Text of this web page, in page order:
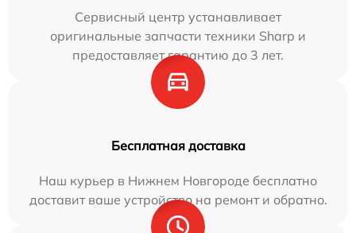
Сервисный центр устанавливает
оригинальные запчасти техники Sharp и
предоставляет гарантию до 3 лет.
Бесплатная доставка
Наш курьер в Нижнем Новгороде бесплатно
доставит ваше устройство на ремонт и обратно.